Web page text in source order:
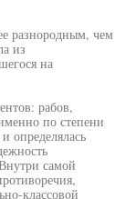
разнородным, чем
из
на
рабов,
по степени
определялась
самой
классовой